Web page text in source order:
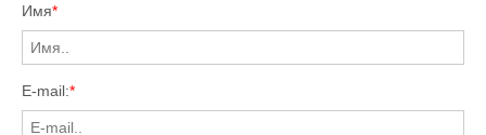
Имя*
E-mail:*